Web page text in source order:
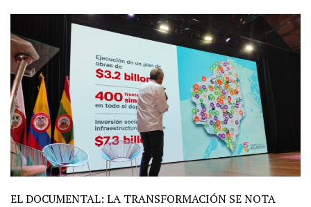
EL DOCUMENTAL: LA TRANSFORMACIÓN SE NOTA